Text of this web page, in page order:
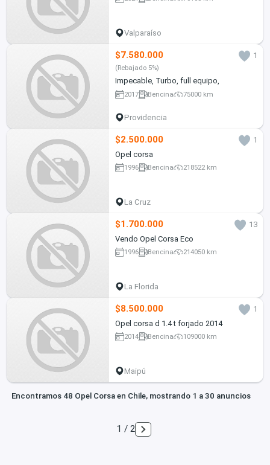
Valparaíso
$7.580.000 1
(Rebajado 5%)
Impecable, Turbo, full equipo,
2017 Bencina 75000 km
Providencia
$2.500.000
1
Opel corsa
1996 Bencina 218522 km
La Cruz
$1.700.000
13
Vendo Opel Corsa Eco
1996 Bencina 214050 km
La Florida
$8.500.000
1
Opel corsa d 1.4 t forjado 2014
2014 Bencina 109000 km
Maipú
Encontramos 48 Opel Corsa en Chile, mostrando 1 a 30 anuncios
1 / 2